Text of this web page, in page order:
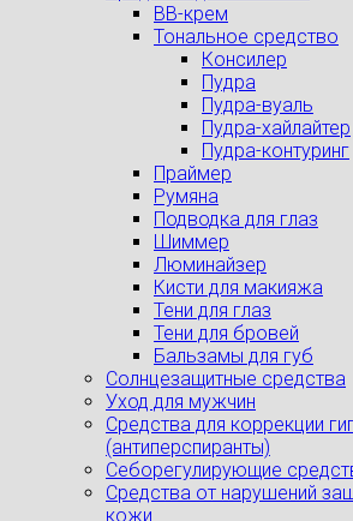
BB-крем
Тональное средство
Консилер
Пудра
Пудра-вуаль
Пудра-хайлайтер
Пудра-контуринг
Праймер
Румяна
Подводка для глаз
Шиммер
Люминайзер
Кисти для макияжа
Тени для глаз
Тени для бровей
Бальзамы для губ
Солнцезащитные средства
Уход для мужчин
Средства для коррекции
(антиперспиранты)
Себорегулирующие
Средства от нарушений
кожи